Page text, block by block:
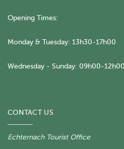
Opening Times:
Monday & Tuesday: 13h30-17h00
Wednesday - Sunday: 09h00-
CONTACT US
Echternach Tourist Office